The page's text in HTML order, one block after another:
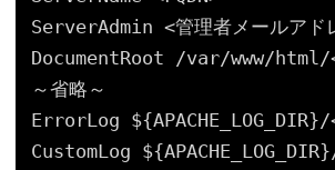
ServerAdmin <管理者メールアド
DocumentRoot /var/www/html/
～省略～
ErrorLog
CustomLog